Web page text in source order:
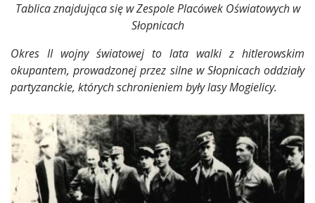
Tablica znajdująca się w Zespole Placówek Oświatowych w
Słopnicach
Okres II wojny światowej to lata walki z hitlerowskim
okupantem, prowadzonej przez silne w Słopnicach oddziały
partyzanckie, których schronieniem były lasy Mogielicy.